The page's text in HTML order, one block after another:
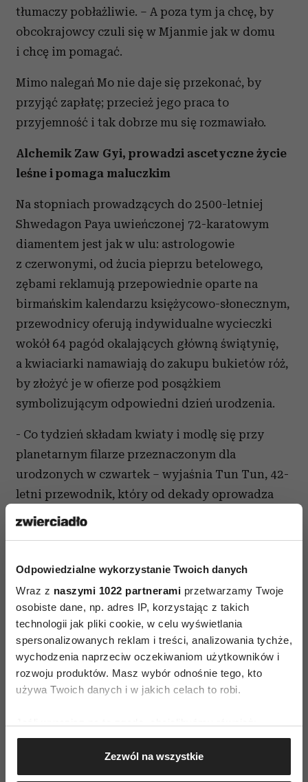
Odpowiedzialne wykorzystanie Twoich danych
Wraz z naszymi 1022 partnerami przetwarzamy Twoje
osobiste dane, np. adres IP, korzystając z takich
technologii jak pliki cookie, w celu wyświetlania
spersonalizowanych reklam i treści, analizowania tychże,
wychodzenia naprzeciw oczekiwaniom użytkowników i
rozwoju produktów. Masz wybór odnośnie tego, kto
używa Twoich danych i w jakich celach to robi.
Gromadzić dane dotyczące Twojej lokalizacji
geograficznej z dokładnością nawet do kilku metrów
Identyfikować Twoje urządzenie, aktywnie
Zezwól na wszystkie
tłumaczy pobłażliwie. – A poza tym ja chcę, by
obcokrajowcy czuli się w Mjanmie jak w domu
i chcę im pomagać.
Mimo nalegań Mo nie daje się przekonać, by
przyjąć zapłatę; przecież jego praca to
przyjemność i tak dobrze mu się rozmawiało.
Alchemik Zaw Gyi, prowadzi ascetyczne życie
leśne i pomaga maluczkim
Na stopniach prowadzących do 2500-letniej
Shwedagon Paya uwieńczonej 72-karatowym
diamentem jest jak w ulu: astrologowie
z czerwonymi, od żucia pieprzu betelowego,
zębami reklamują przepowiednie oparte na
birmańskim kalendarzu księżycowo-słonecznym,
przewodnicy oferują indywidualne wycieczki
wokół 64 pagód okalających główną świątynię,
a kwiaciarki namawiają do zakupu bukietów róż,
by złożyć je w ofierze pod posążkiem
symbolizującym odpowiedni dzień urodzenia.
- Co tydzień składam kwiaty i modlę się przy
planetarnym filarze przeznaczonym dla
urodzonych w czwartek – wyjaśnia Tun Tun, 42-
letni przewodnik, który od dekady oprowadza
turystów po kompleksie świątynnym Shwedagon
lat plus jeden. Dzięki temu odpędzam złe duchy
i mam szczęście w życiu.
Tun Tun najczęściej składa modlitwy w intencji
biznesu turystycznego, który chce otworzyć
z kolegą z pracy.
- Chcemy oferować wycieczki z przewodnikami
mówi. – Teraz jest najlepszy czas na zaistnienie
na rynku, bo rząd już nie ma monopolu na
wszystkie przedsiębiorstwa i wiem też, że w tym